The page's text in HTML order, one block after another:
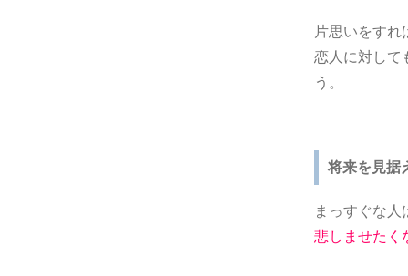
片思いをす
恋人に対して
う。
将来を見据
まっすぐな人
悲しませたく